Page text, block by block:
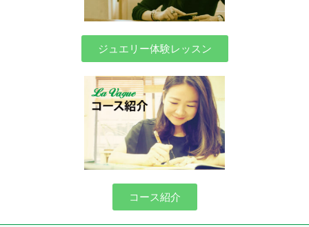
ジュエリー体験レッスン
コース紹介